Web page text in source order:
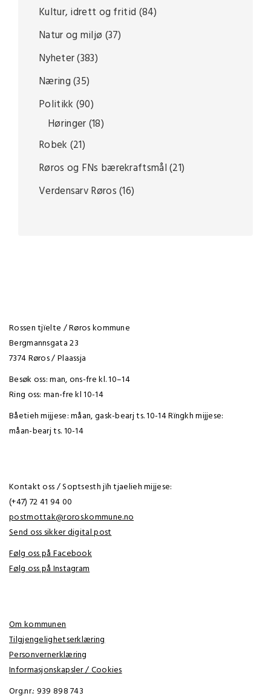
Kultur, idrett og fritid (84)
Natur og miljø (37)
Nyheter(383)
Næring(35)
Politikk (90)
Høringer(18)
Robek (21)
Røros og FNs bærekraftsmål(21)
Verdensarv Røros(16)
Rossen tjïelte / Røros kommune
Bergmannsgata 23
7374 Røros / Plaassja
Besøk oss: man, ons-fre kl. 10–14
Ring oss: man-fre kl 10-14
Båetieh mijjese: måan, gask-bearj ts. 10-14 Rïngkh mijjese:
måan-bearj ts. 10-14
Kontakt oss / Soptsesth jïh tjaelieh mijjese:
(+47) 72 41 94 00
postmottak@roros.kommune.no
Send oss sikker digital post
Følg oss på Facebook
Følg oss på Instagram
Om kommunen
Tilgjengelighetserklæring
Personvernerklæring
Informasjonskapsler / Cookies
Org.nr.: 939 898 743